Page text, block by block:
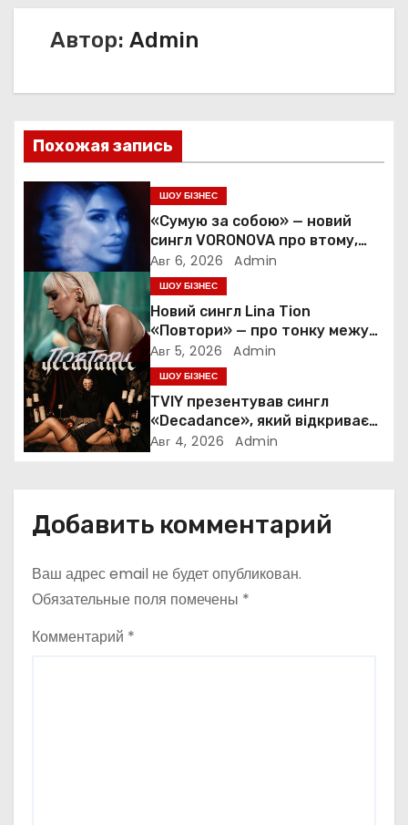
ц
и
я
п
о
з
а
п
и
я
м
Автор: Admin
Похожая запись
ШОУ БІЗНЕС
«Сумую за собою» — новий
сингл VORONOVA про втому,
силу та повернення до себе
Авг 6, 2026 Admin
ШОУ БІЗНЕС
Новий сингл Lina Tion
«Повтори» — про тонку межу
між коханням, залежністю та
нав’язливою прив’язаністю
Авг 5, 2026 Admin
ШОУ БІЗНЕС
TVIY презентував сингл
«Decadance», який відкриває
нову сторінку українського
Авг 4, 2026 Admin
Добавить комментарий
Ваш адрес email не будет опубликован.
Обязательные поля помечены *
Комментарий *